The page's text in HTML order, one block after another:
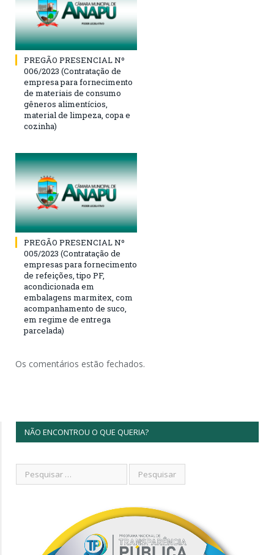
PREGÃO PRESENCIAL Nº
006/2023 (Contratação de
empresa para fornecimento
de materiais de consumo
gêneros alimentícios,
material de limpeza, copa e
cozinha)
PREGÃO PRESENCIAL Nº
005/2023 (Contratação de
empresas para fornecimento
de refeições, tipo PF,
acondicionada em
embalagens marmitex, com
acompanhamento de suco,
em regime de entrega
parcelada)
Os comentários estão fechados.
NÃO ENCONTROU O QUE QUERIA?